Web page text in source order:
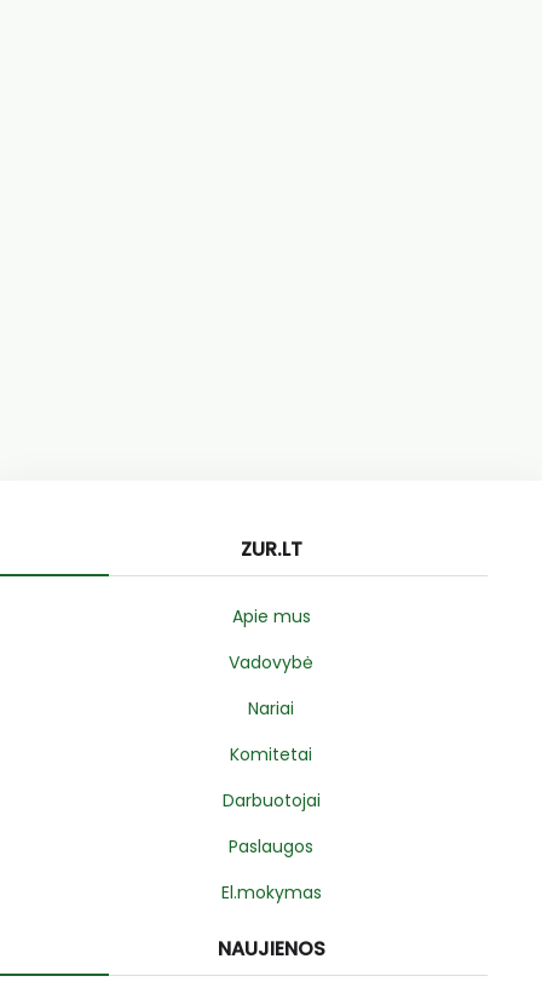
ZUR.LT
Apie mus
Vadovybė
Nariai
Komitetai
Darbuotojai
Paslaugos
El.mokymas
NAUJIENOS